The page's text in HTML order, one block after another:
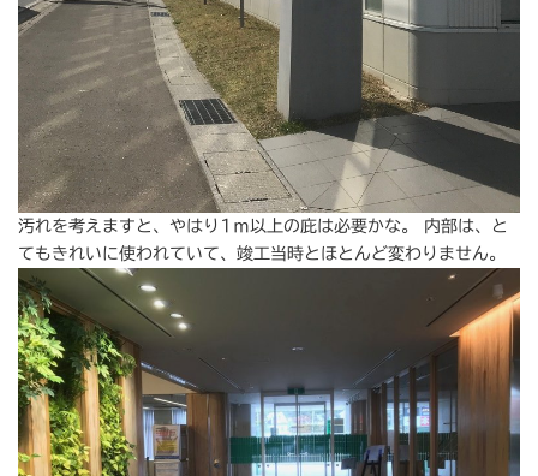
汚れを考えますと、やはり1ｍ以上の庇は必要かな。 内部は、と
てもきれいに使われていて、竣工当時とほとんど変わりません。